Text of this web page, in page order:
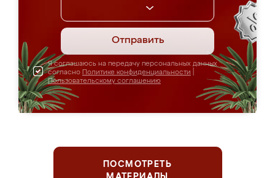
Отправить
Я соглашаюсь на передачу персональных данных
согласно Политике конфиденциальности
Пользовательскому соглашению
ПОСМОТРЕТЬ